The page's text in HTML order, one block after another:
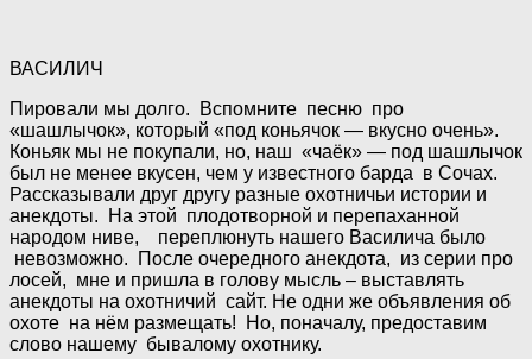
ВАСИЛИЧ
Пировали мы долго. Вспомните песню про
«шашлычок», который «под коньячок — вкусно очень».
Коньяк мы не покупали, но, наш «чаёк» — под шашлычок
был не менее вкусен, чем у известного барда в Сочах.
Рассказывали друг другу разные охотничьи истории и
анекдоты. На этой плодотворной и перепаханной
народом ниве, переплюнуть нашего Василича было
невозможно. После очередного анекдота, из серии про
лосей, мне и пришла в голову мысль – выставлять
анекдоты на охотничий сайт. Не одни же объявления об
охоте на нём размещать! Но, поначалу, предоставим
слово нашему бывалому охотнику.